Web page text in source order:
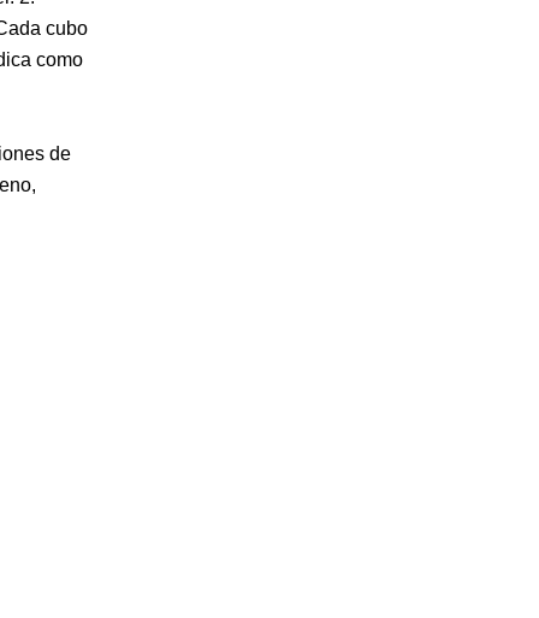
cubo
como
de